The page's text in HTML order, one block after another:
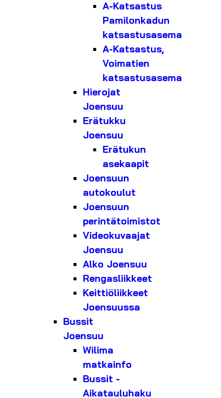
A-Katsastus
Pamilonkadun
katsastusasema
A-Katsastus,
Voimatien
katsastusasema
Hierojat
Joensuu
Erätukku
Joensuu
Erätukun
asekaapit
Joensuun
autokoulut
Joensuun
perintätoimistot
Videokuvaajat
Joensuu
Alko Joensuu
Rengasliikkeet
Keittiöliikkeet
Joensuussa
Bussit
Joensuu
Wilima
matkainfo
Bussit -
Aikatauluhaku